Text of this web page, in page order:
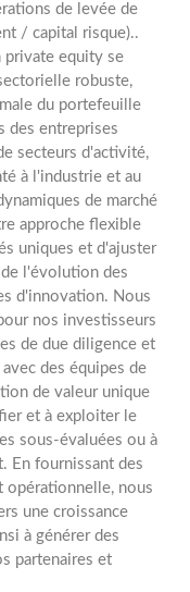
de levée de
/ capital risque)..
private equity se
robuste,
du portefeuille
des entreprises
secteurs d'activité,
à l'industrie et au
de marché
approche flexible
uniques et d'ajuster
l'évolution des
d'innovation. Nous
nos investisseurs
de due diligence et
des équipes de
de valeur unique
et à exploiter le
sous-évaluées ou à
En fournissant des
opérationnelle, nous
une croissance
à générer des
partenaires et